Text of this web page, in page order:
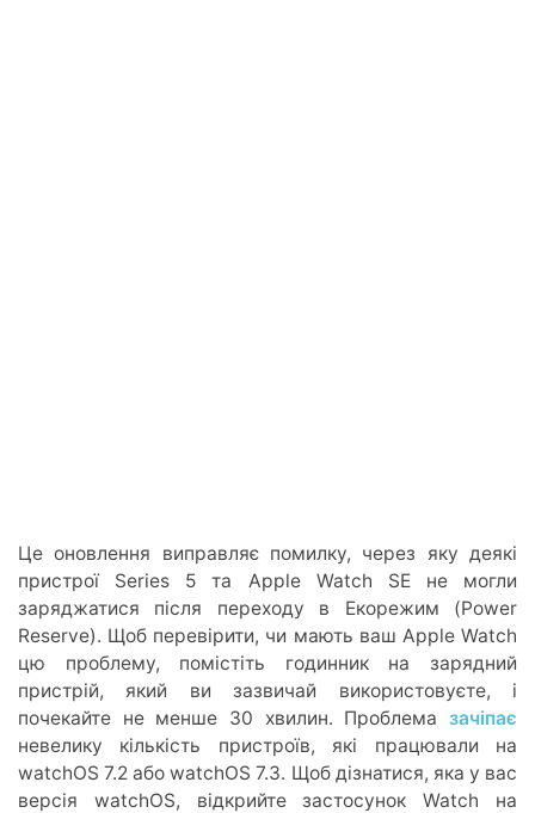
Це оновлення виправляє помилку, через яку деякі
пристрої Series 5 та Apple Watch SE не могли
заряджатися після переходу в Екорежим (Power
Reserve). Щоб перевірити, чи мають ваш Apple Watch
цю проблему, помістіть годинник на зарядний
пристрій, який ви зазвичай використовуєте, і
почекайте не менше 30 хвилин. Проблема зачіпає
невелику кількість пристроїв, які працювали на
watchOS 7.2 або watchOS 7.3. Щоб дізнатися, яка у вас
версія watchOS, відкрийте застосунок Watch на